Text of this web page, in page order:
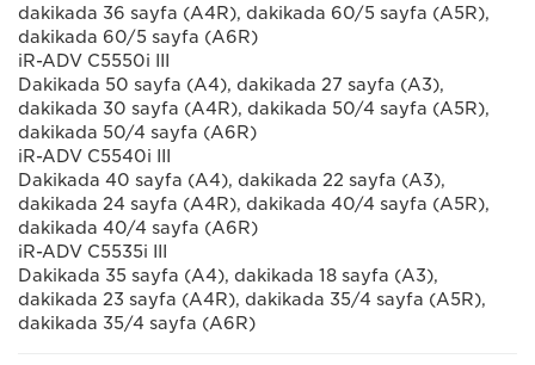
dakikada 36 sayfa (A4R), dakikada 60/5 sayfa (A5R),
dakikada 60/5 sayfa (A6R)
iR-ADV C5550i III
Dakikada 50 sayfa (A4), dakikada 27 sayfa (A3),
dakikada 30 sayfa (A4R), dakikada 50/4 sayfa (A5R),
dakikada 50/4 sayfa (A6R)
iR-ADV C5540i III
Dakikada 40 sayfa (A4), dakikada 22 sayfa (A3),
dakikada 24 sayfa (A4R), dakikada 40/4 sayfa (A5R),
dakikada 40/4 sayfa (A6R)
iR-ADV C5535i III
Dakikada 35 sayfa (A4), dakikada 18 sayfa (A3),
dakikada 23 sayfa (A4R), dakikada 35/4 sayfa (A5R),
dakikada 35/4 sayfa (A6R)